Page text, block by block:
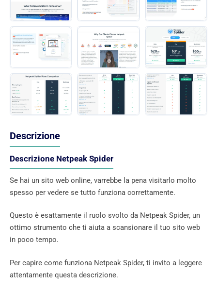
Descrizione
Descrizione Netpeak Spider
Se hai un sito web online, varrebbe la pena visitarlo molto
spesso per vedere se tutto funziona correttamente.
Questo è esattamente il ruolo svolto da Netpeak Spider, un
ottimo strumento che ti aiuta a scansionare il tuo sito web
in poco tempo.
Per capire come funziona Netpeak Spider, ti invito a leggere
attentamente questa descrizione.